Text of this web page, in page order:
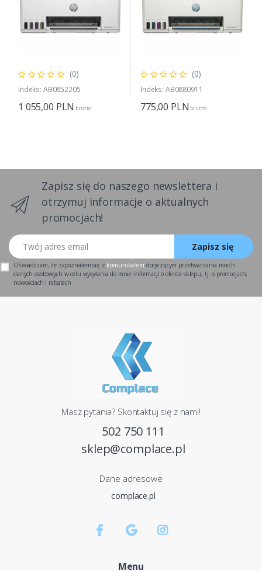
(0)
Indeks: AB0852205
1 055,00 PLN brutto
(0)
Indeks: AB0880911
775,00 PLN brutto
Zapisz się do naszego newslettera i
otrzymuj informacje o aktualnych
promocjach!
Twój adres email
Zapisz się
Oświadczam, że zapoznałem się z komunikatem dotyczącym przetwarzania moich
danych osobowych w celu wysyłania do mnie informacji o ofercie sklepu, tj. o promocjach,
nowościach i rabatach
Masz pytania? Skontaktuj się z nami!
502 750 111
sklep@complace.pl
Dane adresowe
complace.pl
Menu